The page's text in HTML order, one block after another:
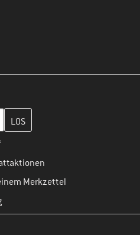
ein und erstelle im nächsten
Merkzettel